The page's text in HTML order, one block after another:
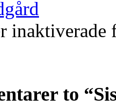
inaktiverade
to